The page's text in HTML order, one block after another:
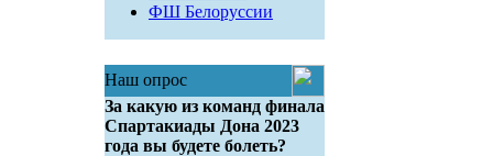
ФШ Белоруссии
Наш опрос
За какую из команд финала
Спартакиады Дона 2023
года вы будете болеть?